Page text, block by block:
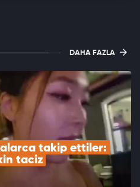
DAHA FAZLA
takip ettiler:
taciz